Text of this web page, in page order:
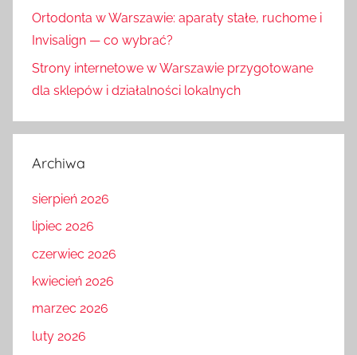
Ortodonta w Warszawie: aparaty stałe, ruchome i
Invisalign — co wybrać?
Strony internetowe w Warszawie przygotowane
dla sklepów i działalności lokalnych
Archiwa
sierpień 2026
lipiec 2026
czerwiec 2026
kwiecień 2026
marzec 2026
luty 2026